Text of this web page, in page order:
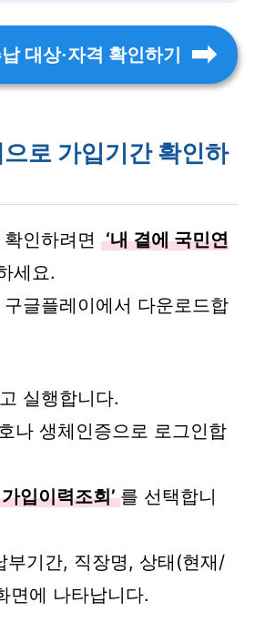
대상·자격 확인하기
로 가입기간 확인하
인하려면 ‘내 곁에 국민연
세요.
글플레이에서 다운로드합
실행합니다.
나 생체인증으로 로그인합
입이력조회’ 를 선택합니
부기간, 직장명, 상태(현재/
면에 나타납니다.